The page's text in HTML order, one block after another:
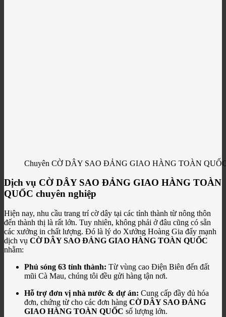
Chuyên CỜ DÂY SAO ĐẢNG GIAO HÀNG TOÀN QUỐC
Dịch vụ CỜ DÂY SAO ĐẢNG GIAO HÀNG TOÀN
QUỐC chuyên nghiệp
Hiện nay, nhu cầu trang trí cờ dây tại các tỉnh thành từ nông thôn
đến thành thị là rất lớn. Tuy nhiên, không phải ở đâu cũng có sẵn
các xưởng in chất lượng. Đó là lý do Xưởng Hoàng Gia đẩy mạnh
dịch vụ CỜ DÂY SAO ĐẢNG GIAO HÀNG TOÀN QUỐC
nhằm:
Phủ sóng 63 tỉnh thành: Từ vùng cao Điện Biên đến đất
mũi Cà Mau, chúng tôi đều gửi hàng tận nơi.
Hỗ trợ đơn vị nhà nước & dự án: Cung cấp đầy đủ hóa
đơn, chứng từ cho các đơn hàng CỜ DÂY SAO ĐẢNG
GIAO HÀNG TOÀN QUỐC số lượng lớn.